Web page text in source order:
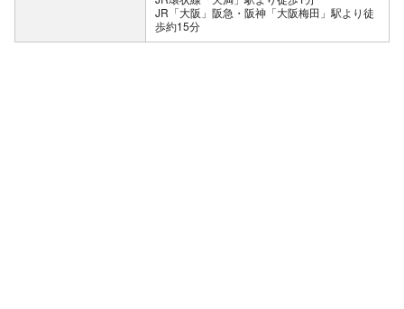
JR「大阪」阪急・阪神「大阪梅田」駅より徒